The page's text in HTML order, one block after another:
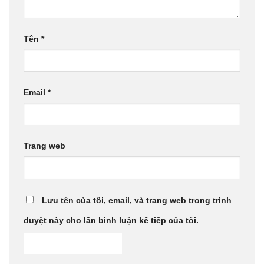
Tên *
Email *
Trang web
Lưu tên của tôi, email, và trang web trong trình
duyệt này cho lần bình luận kế tiếp của tôi.